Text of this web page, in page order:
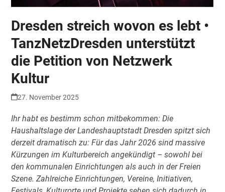
Dresden streich wovon es lebt •
TanzNetzDresden unterstützt
die Petition von Netzwerk
Kultur
27. November 2025
Ihr habt es bestimm schon mitbekommen: Die
Haushaltslage der Landeshauptstadt Dresden spitzt sich
derzeit dramatisch zu: Für das Jahr 2026 sind massive
Kürzungen im Kulturbereich angekündigt – sowohl bei
den kommunalen Einrichtungen als auch in der Freien
Szene. Zahlreiche Einrichtungen, Vereine, Initiativen,